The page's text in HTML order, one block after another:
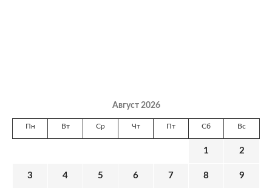
Август 2026
Пн Вт Ср Чт Пт Сб Вс
1 2
3 4 5 6 7 8 9